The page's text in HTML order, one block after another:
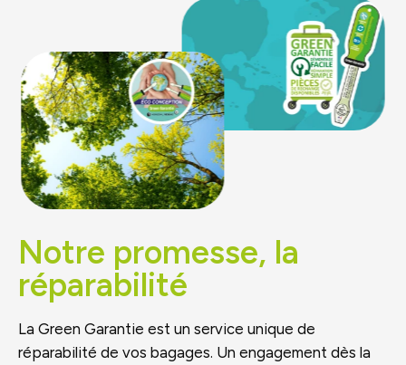
Notre promesse, la
réparabilité
La Green Garantie est un service unique de
réparabilité de vos bagages. Un engagement dès la